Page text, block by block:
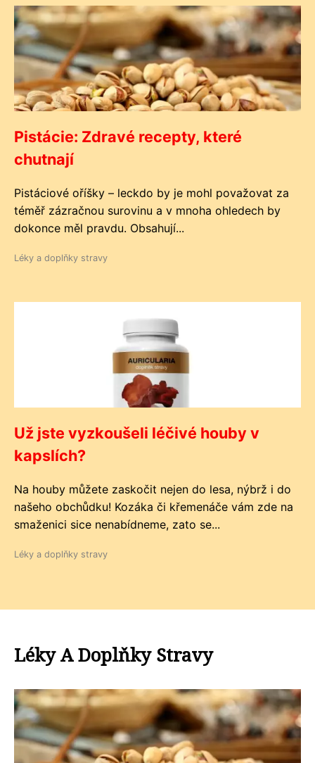
Pistácie: Zdravé recepty, které
chutnají
Pistáciové oříšky – leckdo by je mohl považovat za
téměř zázračnou surovinu a v mnoha ohledech by
dokonce měl pravdu. Obsahují...
Léky a doplňky stravy
Už jste vyzkoušeli léčivé houby v
kapslích?
Na houby můžete zaskočit nejen do lesa, nýbrž i do
našeho obchůdku! Kozáka či křemenáče vám zde na
smaženici sice nenabídneme, zato se...
Léky a doplňky stravy
Léky A Doplňky Stravy